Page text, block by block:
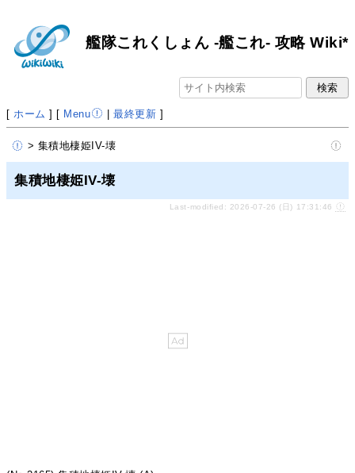
艦隊これくしょん -艦これ- 攻略 Wiki*
[ ホーム ] [ Menu |最終更新 ]
> 集積地棲姫IV-壊
集積地棲姫IV-壊
Last-modified: 2026-07-26 (日) 17:31:46